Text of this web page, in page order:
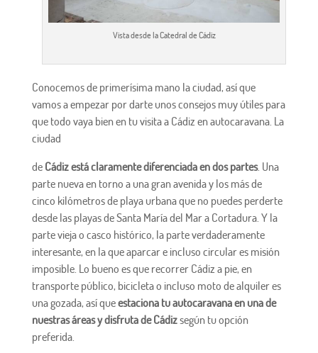
Vista desde la Catedral de Cádiz
Conocemos de primerísima mano la ciudad, así que
vamos a empezar por darte unos consejos muy útiles para
que todo vaya bien en tu visita a Cádiz en autocaravana. La
ciudad
de Cádiz está claramente diferenciada en dos partes. Una
parte nueva en torno a una gran avenida y los más de
cinco kilómetros de playa urbana que no puedes perderte
desde las playas de Santa María del Mar a Cortadura. Y la
parte vieja o casco histórico, la parte verdaderamente
interesante, en la que aparcar e incluso circular es misión
imposible. Lo bueno es que recorrer Cádiz a pie, en
transporte público, bicicleta o incluso moto de alquiler es
una gozada, así queestaciona tu autocaravana en una de
nuestras áreas y disfruta de Cádizsegún tu opción
preferida.